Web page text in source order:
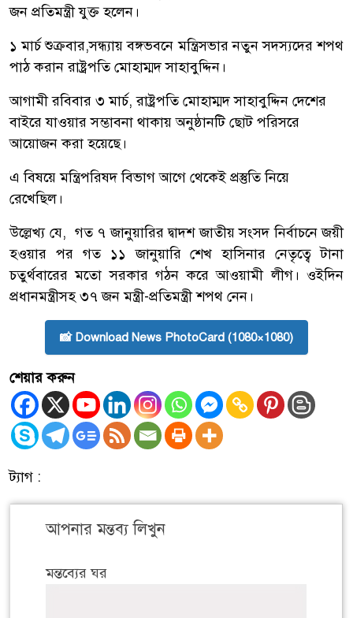
জন প্রতিমন্ত্রী যুক্ত হলেন।
১ মার্চ শুক্রবার,সন্ধ্যায় বঙ্গভবনে মন্ত্রিসভার নতুন সদস্যদের শপথ
পাঠ করান রাষ্ট্রপতি মোহাম্মদ সাহাবুদ্দিন।
আগামী রবিবার ৩ মার্চ, রাষ্ট্রপতি মোহাম্মদ সাহাবুদ্দিন দেশের
বাইরে যাওয়ার সম্ভাবনা থাকায় অনুষ্ঠানটি ছোট পরিসরে
আয়োজন করা হয়েছে।
এ বিষয়ে মন্ত্রিপরিষদ বিভাগ আগে থেকেই প্রস্তুতি নিয়ে
রেখেছিল।
উল্লেখ্য যে, গত ৭ জানুয়ারির দ্বাদশ জাতীয় সংসদ নির্বাচনে জয়ী
হওয়ার পর গত ১১ জানুয়ারি শেখ হাসিনার নেতৃত্বে টানা
চতুর্থবারের মতো সরকার গঠন করে আওয়ামী লীগ। ওইদিন
প্রধানমন্ত্রীসহ ৩৭ জন মন্ত্রী-প্রতিমন্ত্রী শপথ নেন।
📸 Download News PhotoCard (1080×1080)
শেয়ার করুন
ট্যাগ :
আপনার মন্তব্য লিখুন
মন্তব্যের ঘর